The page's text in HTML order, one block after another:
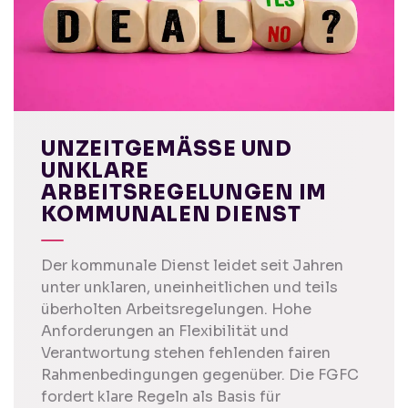
UNZEITGEMÄSSE UND U
NKLARE A
RBEITSREGELUNGEN IM K
OMMUNALEN DIENST
Der kommunale Dienst leidet seit Jahren
unter unklaren, uneinheitlichen und teils
überholten Arbeitsregelungen. Hohe
Anforderungen an Flexibilität und
Verantwortung stehen fehlenden fairen
Rahmenbedingungen gegenüber. Die FGFC
fordert klare Regeln als Basis für